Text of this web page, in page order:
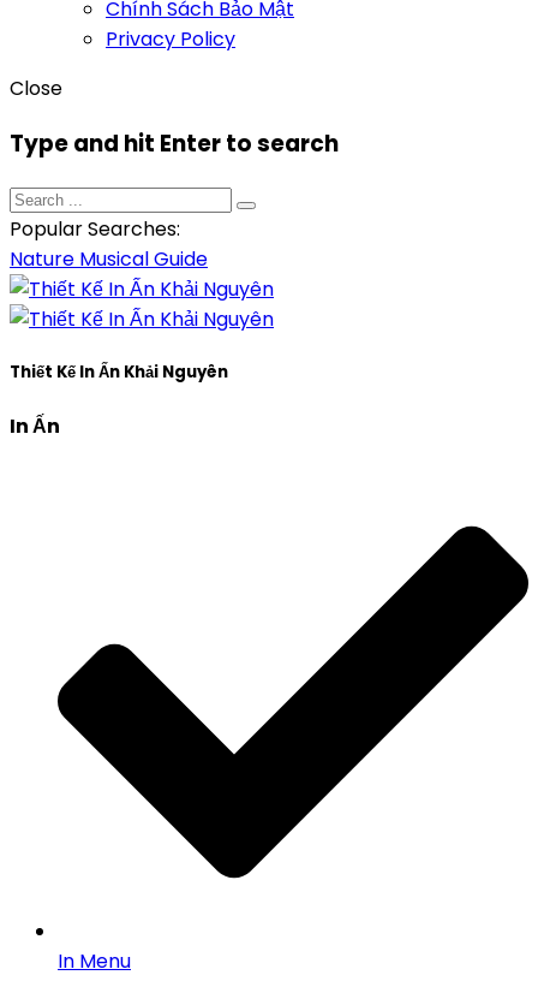
Chính Sách Bảo Mật
Privacy Policy
Close
Type and hit Enter to search
Popular Searches:
Nature MusicalGuide
Thiết Kế In Ấn Khải Nguyên
In Ấn
In Menu